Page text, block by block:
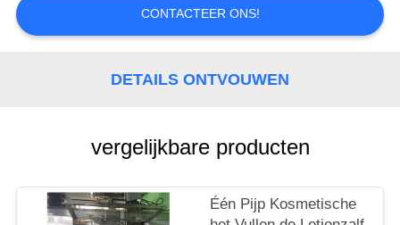
OM
EEN
PRIVACY
POLICY
CONTACTEER ONS!
DETAILS ONTVOUWEN
vergelijkbare producten
Één Pijp Kosmetische